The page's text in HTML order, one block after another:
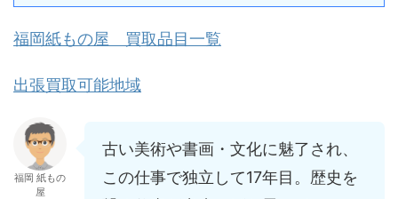
福岡紙もの屋 買取品目一覧
出張買取可能地域
福岡 紙もの
屋
古い美術や書画・文化に魅了され、
この仕事で独立して17年目。歴史を